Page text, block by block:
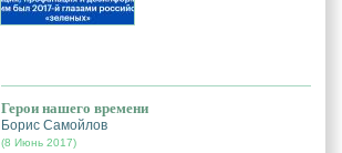
Герои нашего времени
Борис Самойлов
(8 Июнь 2017)